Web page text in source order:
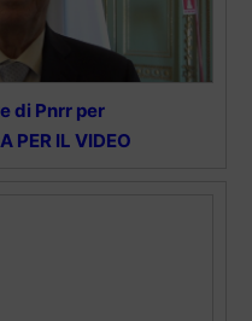
di Pnrr per
PER IL VIDEO